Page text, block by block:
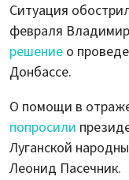
Ситуация
февраля
решение о
Донбассе.
О помощи в
попросили
Луганской
Леонид Пасечник.